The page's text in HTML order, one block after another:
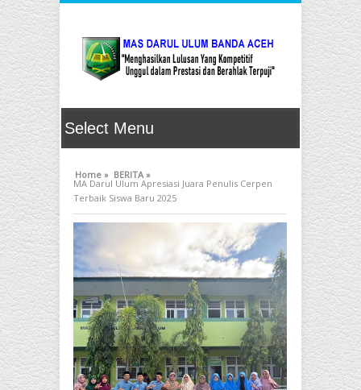
Home » BERITA »
MA Darul Ulum Apresiasi Juara Penulis Cerpen
Terbaik Siswa Baru 2025